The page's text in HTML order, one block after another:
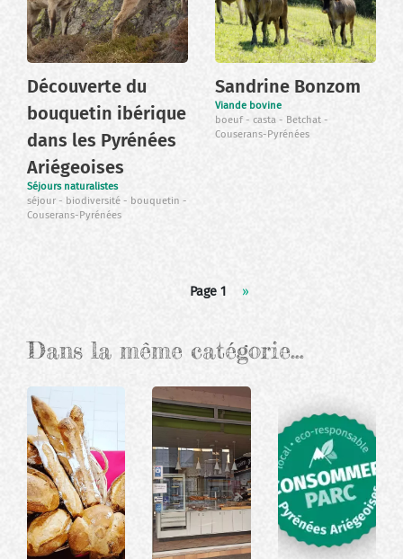
Découverte du
bouquetin ibérique
dans les Pyrénées
Ariégeoises
Séjours naturalistes
séjour
biodiversité
bouquetin
Couserans-Pyrénées
Sandrine Bonzom
Viande bovine
boeuf
casta
Betchat
Couserans-Pyrénées
Page 1
Page
››
Dans la même catégorie…